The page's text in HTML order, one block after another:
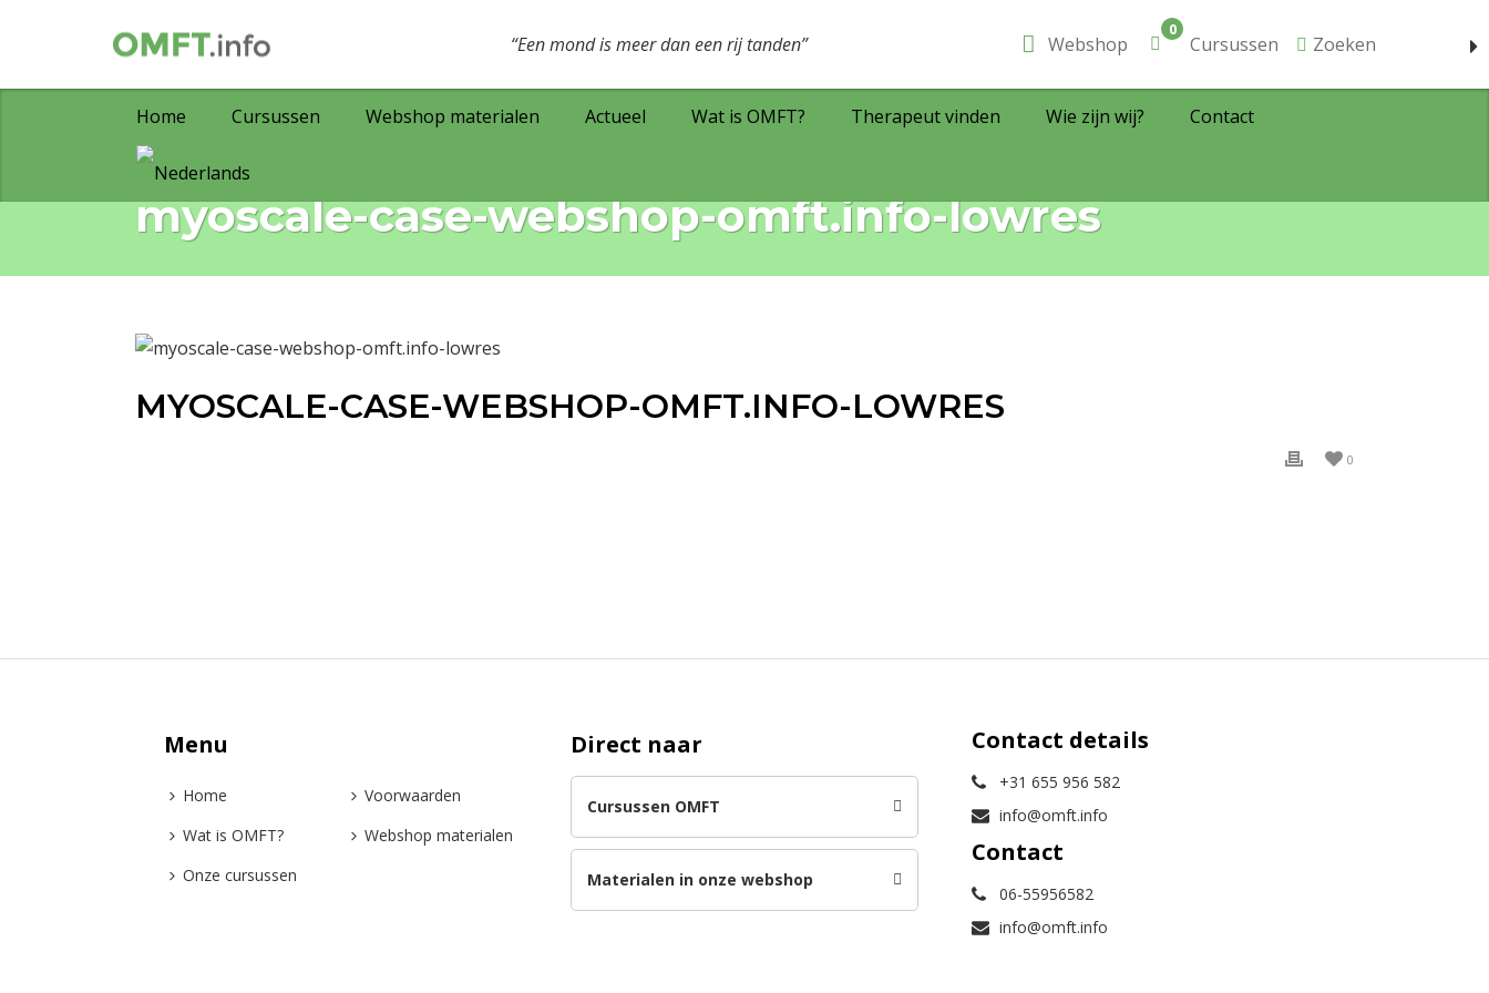
Een mond is meer dan een rij tanden Webshop
0
Cursussen Zoeken
Home Cursussen Webshop materialen Actueel Wat is OMFT? Therapeut vinden Wie zijn wij? Contact
myoscale-case-webshop-omft.info-lowres
MYOSCALE-CASE-WEBSHOP-OMFT.INFO-LOWRES
0
Menu
Home
Wat is OMFT?
Onze cursussen
Voorwaarden
Webshop materialen
Direct naar
Cursussen OMFT
Materialen in onze webshop
Contact details
+31 655 956 582
info@omft.info
Contact
06-55956582
info@omft.info